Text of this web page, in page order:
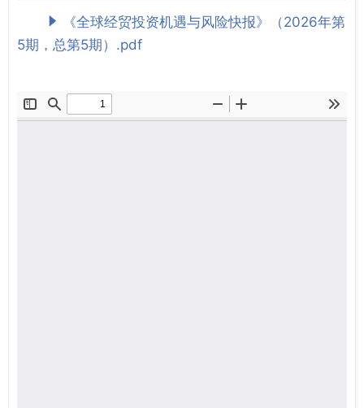
《全球经贸投资机遇与风险快报》（2026年第
5期，总第5期）.pdf